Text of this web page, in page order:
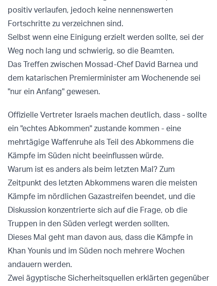
positiv verlaufen, jedoch keine nennenswerten
Fortschritte zu verzeichnen sind.
Selbst wenn eine Einigung erzielt werden sollte, sei der
Weg noch lang und schwierig, so die Beamten.
Das Treffen zwischen Mossad-Chef David Barnea und
dem katarischen Premierminister am Wochenende sei
"nur ein Anfang" gewesen.
Offizielle Vertreter Israels machen deutlich, dass - sollte
ein "echtes Abkommen" zustande kommen - eine
mehrtägige Waffenruhe als Teil des Abkommens die
Kämpfe im Süden nicht beeinflussen würde.
Warum ist es anders als beim letzten Mal? Zum
Zeitpunkt des letzten Abkommens waren die meisten
Kämpfe im nördlichen Gazastreifen beendet, und die
Diskussion konzentrierte sich auf die Frage, ob die
Truppen in den Süden verlegt werden sollten.
Dieses Mal geht man davon aus, dass die Kämpfe in
Khan Younis und im Süden noch mehrere Wochen
andauern werden.
Zwei ägyptische Sicherheitsquellen erklärten gegenüber